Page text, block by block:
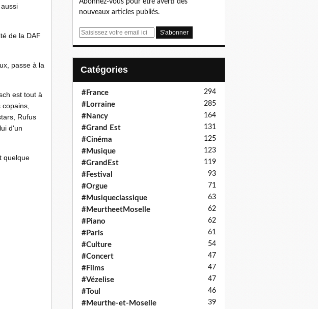
de la DAF
passe à la
est tout à
Rufus
d'un
quelque
Abonnez-vous pour être averti des
nouveaux articles publiés.
E
Catégories
#France 294
#Lorraine 285
#Nancy 164
#Grand Est 131
#Cinéma 125
#Musique 123
#GrandEst 119
#Festival 93
#Orgue 71
#Musiqueclassique 63
#MeurtheetMoselle 62
#Piano 62
#Paris 61
#Culture 54
#Concert 47
#Films 47
#Vézelise 47
#Toul 46
#Meurthe-et-Moselle 39